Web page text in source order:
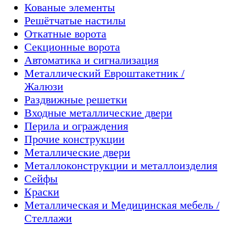
Кованые элементы
Решётчатые настилы
Откатные ворота
Секционные ворота
Автоматика и сигнализация
Металлический Евроштакетник /
Жалюзи
Раздвижные решетки
Входные металлические двери
Перила и ограждения
Прочие конструкции
Металлические двери
Металлоконструкции и металлоизделия
Сейфы
Краски
Металлическая и Медицинская мебель /
Стеллажи